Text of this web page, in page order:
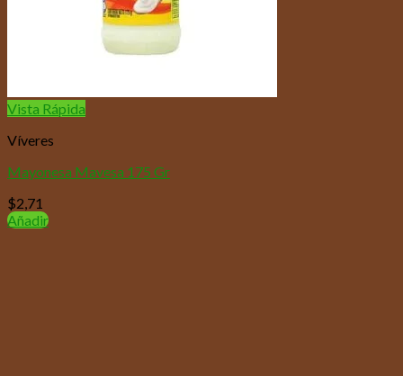
Vista Rápida
Víveres
Mayonesa Mavesa 175 Gr
$2,71
Añadir